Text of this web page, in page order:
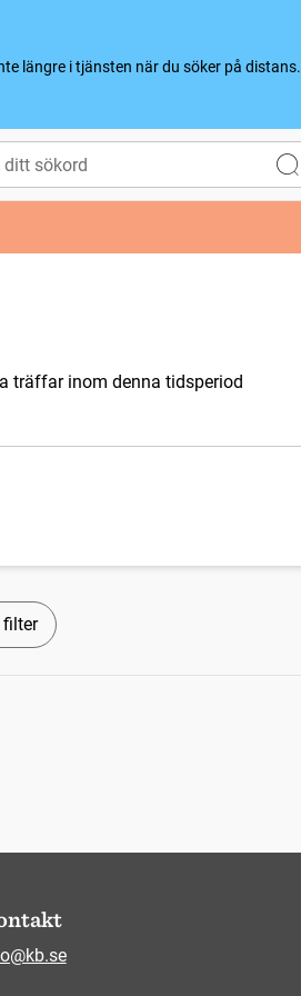
längre i tjänsten när du söker på distans.
träffar inom denna tidsperiod
filter